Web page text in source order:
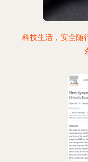
科技生活，安全随